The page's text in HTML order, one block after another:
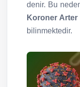
denir. Bu
Koroner Arter
bilinmektedir.